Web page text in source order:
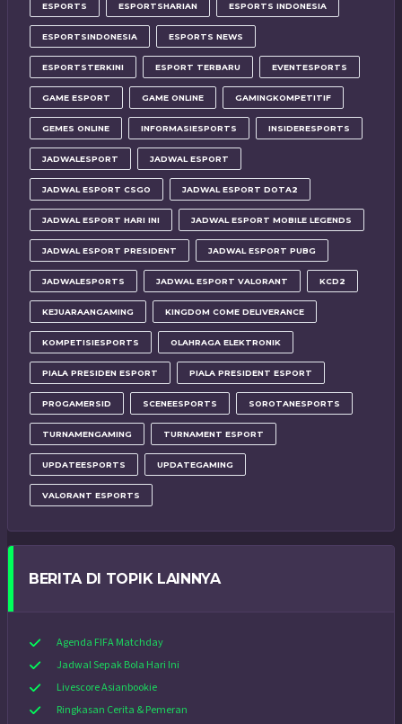
ESPORTS ESPORTSHARIAN ESPORTS INDONESIA
ESPORTSINDONESIA ESPORTS NEWS
ESPORTSTERKINI ESPORT TERBARU EVENTESPORTS
GAME ESPORT GAME ONLINE GAMINGKOMPETITIF
GEMES ONLINE INFORMASIESPORTS INSIDERESPORTS
JADWALESPORT JADWAL ESPORT
JADWAL ESPORT CSGO JADWAL ESPORT DOTA2
JADWAL ESPORT HARI INI JADWAL ESPORT MOBILE LEGENDS
JADWAL ESPORT PRESIDENT JADWAL ESPORT PUBG
JADWALESPORTS JADWAL ESPORT VALORANT KCD2
KEJUARAANGAMING KINGDOM COME DELIVERANCE
KOMPETISIESPORTS OLAHRAGA ELEKTRONIK
PIALA PRESIDEN ESPORT PIALA PRESIDENT ESPORT
PROGAMERSID SCENEESPORTS SOROTANESPORTS
TURNAMENGAMING TURNAMENT ESPORT
UPDATEESPORTS UPDATEGAMING
VALORANT ESPORTS
BERITA DI TOPIK LAINNYA
Agenda FIFA Matchday
Jadwal Sepak Bola Hari Ini
Livescore Asianbookie
Ringkasan Cerita & Pemeran